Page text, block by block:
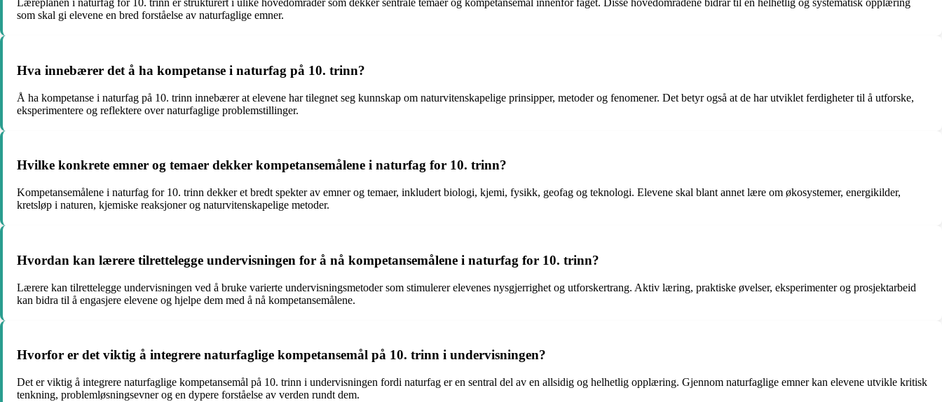
Læreplanen i naturfag for 10. trinn er strukturert i ulike hovedområder som dekker sentrale temaer og kompetansemål innenfor faget. Disse hovedområdene bidrar til en helhetlig og systematisk opplæring
som skal gi elevene en bred forståelse av naturfaglige emner.
Hva innebærer det å ha kompetanse i naturfag på 10. trinn?
Å ha kompetanse i naturfag på 10. trinn innebærer at elevene har tilegnet seg kunnskap om naturvitenskapelige prinsipper, metoder og fenomener. Det betyr også at de har utviklet ferdigheter til å utforske,
eksperimentere og reflektere over naturfaglige problemstillinger.
Hvilke konkrete emner og temaer dekker kompetansemålene i naturfag for 10. trinn?
Kompetansemålene i naturfag for 10. trinn dekker et bredt spekter av emner og temaer, inkludert biologi, kjemi, fysikk, geofag og teknologi. Elevene skal blant annet lære om økosystemer, energikilder,
kretsløp i naturen, kjemiske reaksjoner og naturvitenskapelige metoder.
Hvordan kan lærere tilrettelegge undervisningen for å nå kompetansemålene i naturfag for 10. trinn?
Lærere kan tilrettelegge undervisningen ved å bruke varierte undervisningsmetoder som stimulerer elevenes nysgjerrighet og utforskertrang. Aktiv læring, praktiske øvelser, eksperimenter og prosjektarbeid
kan bidra til å engasjere elevene og hjelpe dem med å nå kompetansemålene.
Hvorfor er det viktig å integrere naturfaglige kompetansemål på 10. trinn i undervisningen?
Det er viktig å integrere naturfaglige kompetansemål på 10. trinn i undervisningen fordi naturfag er en sentral del av en allsidig og helhetlig opplæring. Gjennom naturfaglige emner kan elevene utvikle kritisk
tenkning, problemløsningsevner og en dypere forståelse av verden rundt dem.